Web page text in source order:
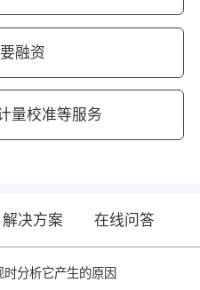
融资
量校准等服务
解决方案 在线问答
分析它产生的原因